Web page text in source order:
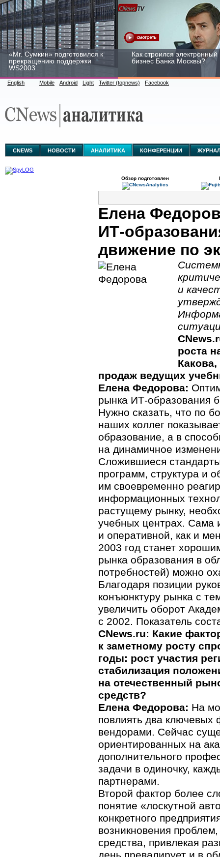
«Mr. Сумкин» подготовился к
прекращению поддержки
WS2003
Как строился электронный
бизнес Банка Москвы?
к аналитике
участвовать
English Mobile Android Light Twitter (topnews) Facebook
CNEWS НОВОСТИ АНАЛИТИКА КОНФЕРЕНЦИИ
Обзор подготовлен
Елена
ИТ-
движение по
и
роста
продаж ведущих
Елена Федорова:
рынка ИТ-образования
Нужно сказать, что по
наших коллег
образование, а в
на динамичное
Сложившиеся
программ, структура и
им своевременно
информационных
растущему рынку,
учебных центрах. Сама
и оперативной, как и
2003 год станет
рынка образования в
потребностей) можно
Благодаря позиции
конъюнктуру рынка с
увеличить оборот
с 2002. Показатель
CNews.ru: Какие
к заметному росту
годы: рост участия
стабилизация
на отечественный
средств?
Елена Федорова: На
повлиять два ключевых
вендорами. Сейчас
ориентированных на
дополнительного
задачи в одиночку,
партнерами.
Второй фактор более
понятие «лоскутной
конкретного
возникновения
средства, привлекая